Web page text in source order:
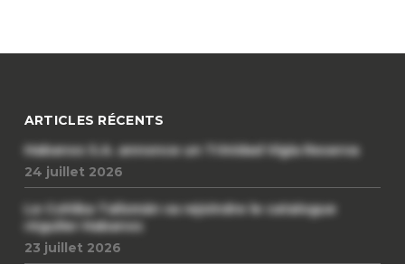
ARTICLES RÉCENTS
Habanos S.A. annonce un Trinidad Vigia Reserva
24 juillet 2026
Le Cohiba Talismán va rejoindre le catalogue
régulier Habanos
23 juillet 2026